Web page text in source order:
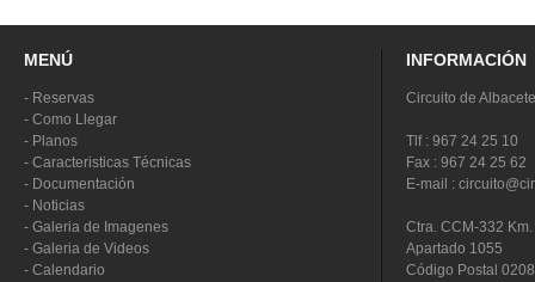
MENÚ
- Reservas
- Como Llegar
- Planos
- Caracteristicas Técnicas
- Documentación
- Noticias
- Galeria de Imagenes
- Galeria de Videos
- Calendario
INFORMACIÓN
Circuito de Albacete
Tlf : 967 24 25 10
Fax : 967 24 25 62
E-mail :
Ctra. CCM-332
Apartado 1055
Código Postal